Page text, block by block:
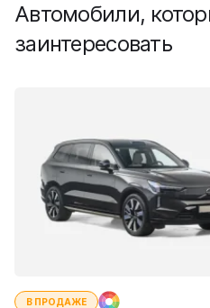
Автомобили, которые могут
заинтересовать
В ПРОДАЖЕ